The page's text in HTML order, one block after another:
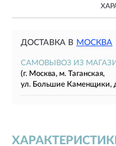
ДОСТАВКА В МОСКВА
САМОВЫВОЗ ИЗ
(г. Москва, м. Таганская,
ул. Большие Каменщики,